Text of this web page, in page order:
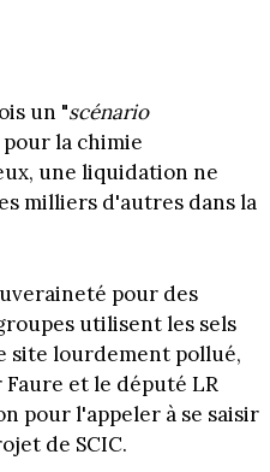
un "scénario
la chimie
une liquidation ne
milliers d'autres dans la
pour des
utilisent les sels
site lourdement pollué,
et le député LR
pour l'appeler à se saisir
de SCIC.